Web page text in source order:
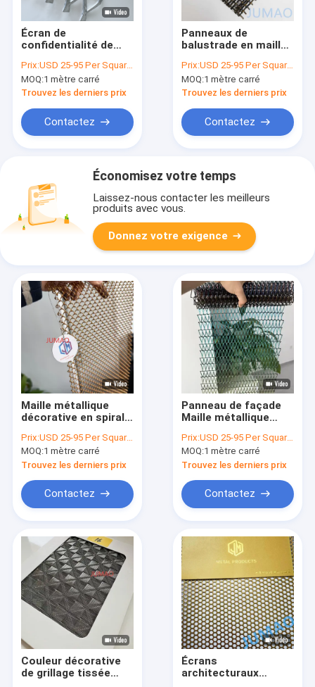
Écran de
confidentialité de
panneau de façade
de maille
architecturale de
métal
Prix:USD 25-95 Per Square Meter
MOQ:1 mètre carré
Trouvez les derniers prix
Contactez
Panneaux de
balustrade en maille
galvanisés en or
Prix:USD 25-95 Per Square Meter
MOQ:1 mètre carré
Trouvez les derniers prix
Contactez
Économisez votre temps
Laissez-nous contacter les meilleurs
produits avec vous.
Donnez votre exigence
Maille métallique
décorative en spirale,
d&#39;intérieur,
maille tissée en
métal
Prix:USD 25-95 Per Square Meter
MOQ:1 mètre carré
Trouvez les derniers prix
Contactez
Panneau de façade
Maille métallique
Maille métallique en
cascade Écran de
confidentialité
Prix:USD 25-95 Per Square Meter
MOQ:1 mètre carré
Trouvez les derniers prix
Contactez
Couleur décorative
de grillage tissée
Écrans
architecturaux